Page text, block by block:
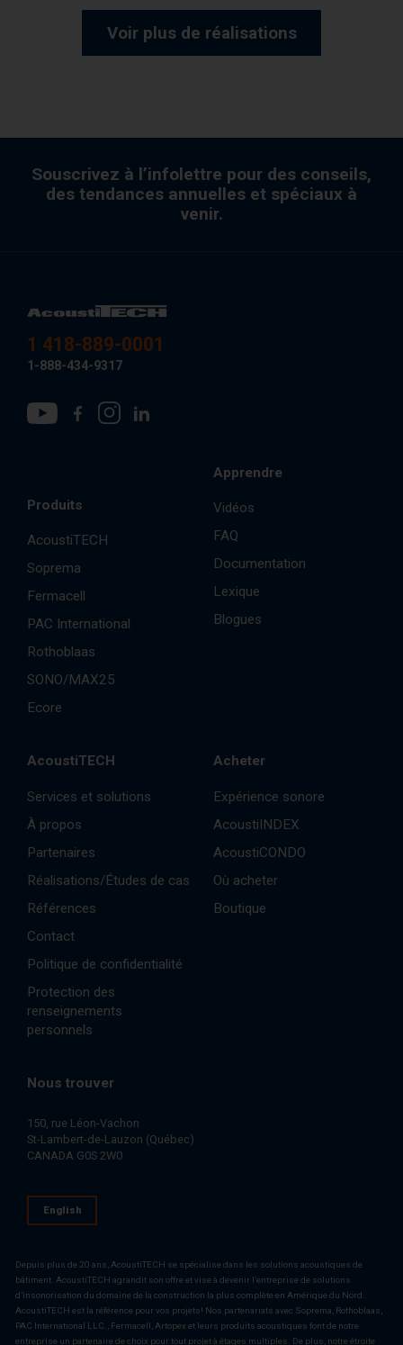
Voir plus de réalisations
Souscrivez à l’infolettre pour des conseils,
des tendances annuelles et spéciaux à
venir.
1 418-889-0001
1-888-434-9317
Produits
AcoustiTECH
Soprema
Fermacell
PAC International
Rothoblaas
SONO/MAX25
Ecore
Apprendre
Vidéos
FAQ
Documentation
Lexique
Blogues
AcoustiTECH
Services et solutions
À propos
Partenaires
Réalisations/Études de cas
Références
Contact
Politique de confidentialité
Protection des
renseignements
personnels
Acheter
Expérience sonore
AcoustiINDEX
AcoustiCONDO
Où acheter
Boutique
Nous trouver
150, rue Léon-Vachon
St-Lambert-de-Lauzon (Québec)
CANADA G0S 2W0
English
Depuis plus de 20 ans, AcoustiTECH se spécialise dans les solutions acoustiques de
bâtiment. AcoustiTECH agrandit son offre et vise à devenir l’entreprise de solutions
d’insonorisation du domaine de la construction la plus complète en Amérique du Nord.
AcoustiTECH est la référence pour vos projets! Nos partenariats avec Soprema, Rothoblaas,
PAC International LLC., Fermacell, Artopex et leurs produits acoustiques font de notre
entreprise un partenaire de choix pour tout projet à étages multiples. De plus, notre étroite